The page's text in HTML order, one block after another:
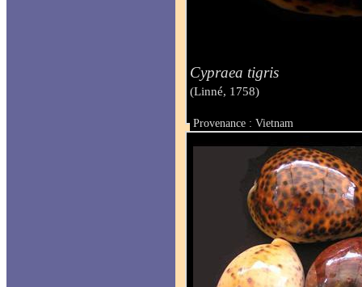
Cypraea tigris
(Linné, 1758)
Provenance : Vietnam
Taille : mm